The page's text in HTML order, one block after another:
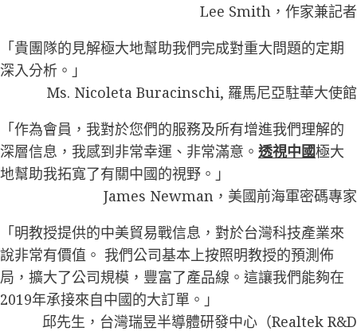
Lee Smith，作家兼記者
「貴團隊的見解極大地幫助我們完成對重大問題的定期
深入分析。」
Ms. Nicoleta Buracinschi, 羅馬尼亞駐華大使館
「作為會員，我對於您們的服務及所有增進我們理解的
深層信息，我感到非常幸運、非常滿意。 透視中國極大
地幫助我拓寬了有關中國的視野。」
James Newman，美國前海軍密碼專家
「明教授提供的中美貿易戰信息，對於台灣科技產業來
說非常有價值。 我們公司基本上按照明教授的預測佈
局，擴大了公司規模，豐富了產品線。這讓我們能夠在
2019年承接來自中國的大訂單。」
邱先生，台灣瑞昱半導體研發中心（Realtek R&D